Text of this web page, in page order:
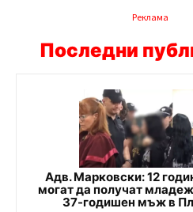
Реклама
Последни
Адв. Марковски: 12
могат да получат
37-годишен мъж в